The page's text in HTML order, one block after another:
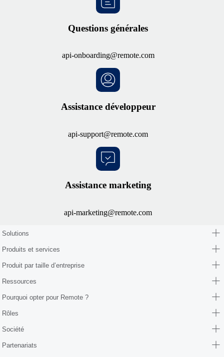
Questions générales
api-onboarding@remote.com
Assistance développeur
api-support@remote.com
Assistance marketing
api-marketing@remote.com
Solutions
Produits et services
Produit par taille d’entreprise
Ressources
Pourquoi opter pour Remote ?
Rôles
Société
Partenariats